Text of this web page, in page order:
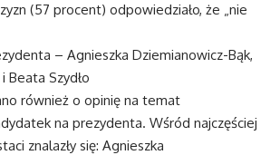
(57 procent) odpowiedziało, że „nie
– Agnieszka Dziemianowicz-Bąk,
Beata Szydło
również o opinię na temat
na prezydenta. Wśród najczęściej
znalazły się: Agnieszka